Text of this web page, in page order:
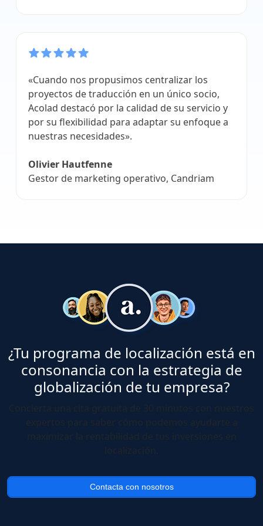
«Cuando nos propusimos centralizar los
proyectos de traducción en un único socio,
Acolad destacó por la calidad de su servicio y
por su flexibilidad para adaptar su enfoque a
nuestras necesidades».
Olivier Hautfenne
Gestor de marketing operativo, Candriam
¿Tu programa de localización está en
consonancia con la estrategia de
globalización de tu empresa?
Contacta con nosotros